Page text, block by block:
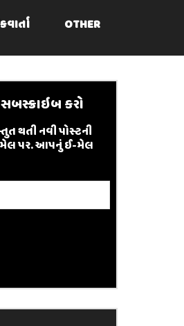
OTHER
કરો
થતી નવી પોસ્ટની
પર. આપનું ઈ-મેલ